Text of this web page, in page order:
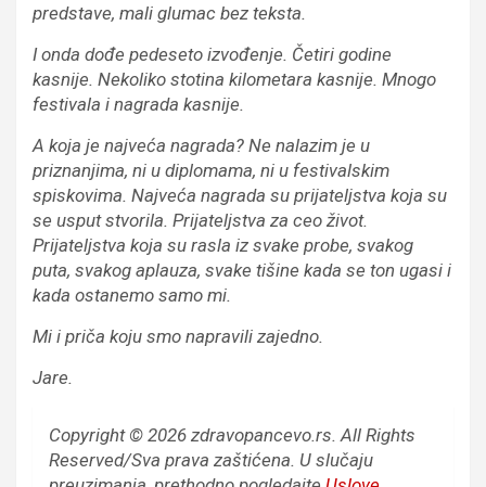
predstave, mali glumac bez teksta.
I onda dođe pedeseto izvođenje. Četiri godine
kasnije. Nekoliko stotina kilometara kasnije. Mnogo
festivala i nagrada kasnije.
A koja je najveća nagrada? Ne nalazim je u
priznanjima, ni u diplomama, ni u festivalskim
spiskovima. Najveća nagrada su prijateljstva koja su
se usput stvorila. Prijateljstva za ceo život.
Prijateljstva koja su rasla iz svake probe, svakog
puta, svakog aplauza, svake tišine kada se ton ugasi i
kada ostanemo samo mi.
Mi i priča koju smo napravili zajedno.
Jare.
Copyright © 2026 zdravopancevo.rs. All Rights
Reserved/Sva prava zaštićena. U slučaju